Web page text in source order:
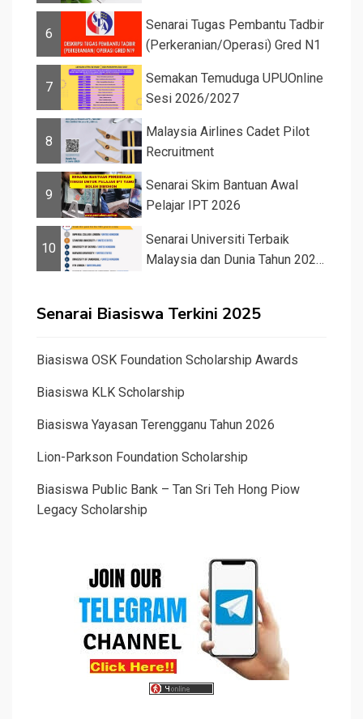
6
Senarai Tugas Pembantu Tadbir
(Perkeranian/Operasi) Gred N1
7
Semakan Temuduga UPUOnline
Sesi 2026/2027
8
Malaysia Airlines Cadet Pilot
Recruitment
9
Senarai Skim Bantuan Awal
Pelajar IPT 2026
10
Senarai Universiti Terbaik
Malaysia dan Dunia Tahun 2026
Senarai Biasiswa Terkini 2025
Biasiswa OSK Foundation Scholarship Awards
Biasiswa KLK Scholarship
Biasiswa Yayasan Terengganu Tahun 2026
Lion-Parkson Foundation Scholarship
Biasiswa Public Bank – Tan Sri Teh Hong Piow
Legacy Scholarship